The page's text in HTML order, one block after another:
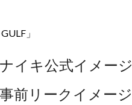
」
イキ公式イメージ
前リークイメージ